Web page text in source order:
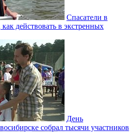
Спасатели в
действовать в экстренных
День
собрал тысячи участников